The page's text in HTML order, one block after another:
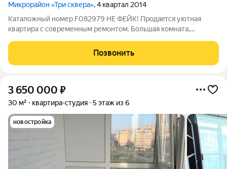
Микрорайон «Три сквера», 4 квартал 2014
Каталожный номер F082979 НЕ ФЕЙК! Пpoдaeтся уютная
квартиpа c сoвременным ремонтом. Большая комната,
балкон выходят на улицу. Дом построен в 2013 г, есть
грузопассажирский лифт, детская
Позвонить
3 650 000 ₽
30 м² квартира-студия 5 этаж из 6
новостройка